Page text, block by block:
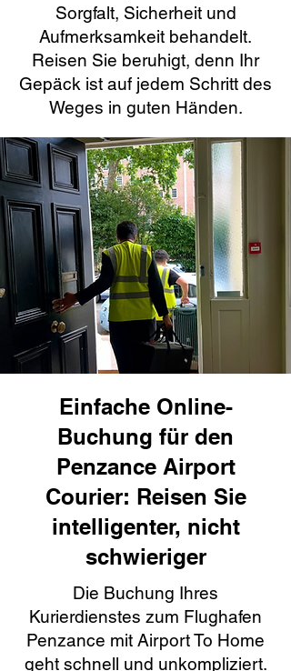
Sorgfalt, Sicherheit und
Aufmerksamkeit behandelt.
Reisen Sie beruhigt, denn Ihr
Gepäck ist auf jedem Schritt des
Weges in guten Händen.
Einfache Online-
Buchung für den
Penzance Airport
Courier: Reisen Sie
intelligenter, nicht
schwieriger
Die Buchung Ihres
Kurierdienstes zum Flughafen
Penzance mit Airport To Home
geht schnell und unkompliziert.